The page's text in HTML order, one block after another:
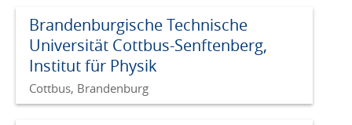
Brandenburgische Technische
Universität Cottbus-Senftenberg,
Institut für Physik
Cottbus, Brandenburg